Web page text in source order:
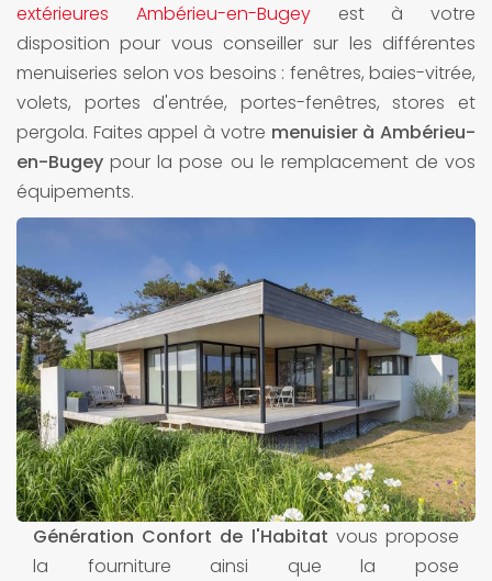
extérieures Ambérieu-en-Bugeyest à votre
disposition pour vous conseiller sur les différentes
menuiseries selon vos besoins : fenêtres, baies-vitrée,
volets, portes d'entrée, portes-fenêtres, stores et
pergola. Faites appel à votre menuisier à Ambérieu-
en-Bugey pour la pose ou le remplacement de vos
équipements.
Génération Confort de l'Habitat vous propose
la fourniture ainsi que la pose